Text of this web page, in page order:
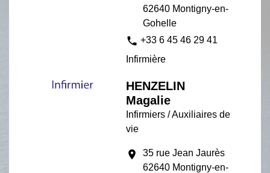
62640 Montigny-en-
Gohelle
phone +33 6 45 46 29 41
Infirmière
HENZELIN
Magalie
Infirmiers / Auxiliaires de
vie
location_on
35 rue Jean Jaurès
62640 Montigny-en-